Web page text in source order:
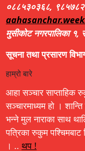
०८८५३०३६८,
मुसीकोट नगरपालिका १,
सूचना तथा प्रसारण
हाम्रो बारे
आहा सञ्चार साप्ताहिक
सञ्चारमाध्यम हो ।
भन्ने मुल नाराका साथ
पत्रिका रुकुम
। .. थप !